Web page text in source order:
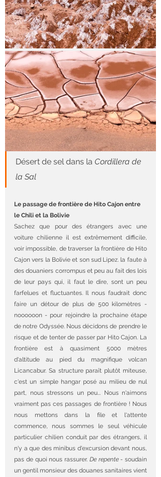
Désert de sel dans la Cordillera de
la Sal
Le passage de frontière de Hito Cajon entre
le Chili et la Bolivie
Sachez que pour des étrangers avec une
voiture chilienne il est extrêmement difficile,
voir impossible, de traverser la frontière de Hito
Cajon vers la Bolivie et son sud Lipez. la faute à
des douaniers corrompus et peu au fait des lois
de leur pays qui, il faut le dire, sont un peu
farfelues et fluctuantes. Il nous faudrait donc
faire un détour de plus de 500 kilomètres -
noooooon - pour rejoindre la prochaine étape
de notre Odyssée. Nous décidons de prendre le
risque et de tenter de passer par Hito Cajon. La
frontière est à quasiment 5000 mètres
d'altitude au pied du magnifique volcan
Licancabur. Sa structure paraît plutôt miteuse,
c'est un simple hangar posé au milieu de nul
part, nous stressons un peu... Nous n'aimons
vraiment pas ces passages de frontière ! Nous
nous mettons dans la file et l'attente
commence, nous sommes le seul véhicule
particulier chilien conduit par des étrangers, il
n'y a que des minibus d'excursion devant nous,
pas de quoi nous rassurer. De repente - soudain
un gentil monsieur des douanes sanitaires vient